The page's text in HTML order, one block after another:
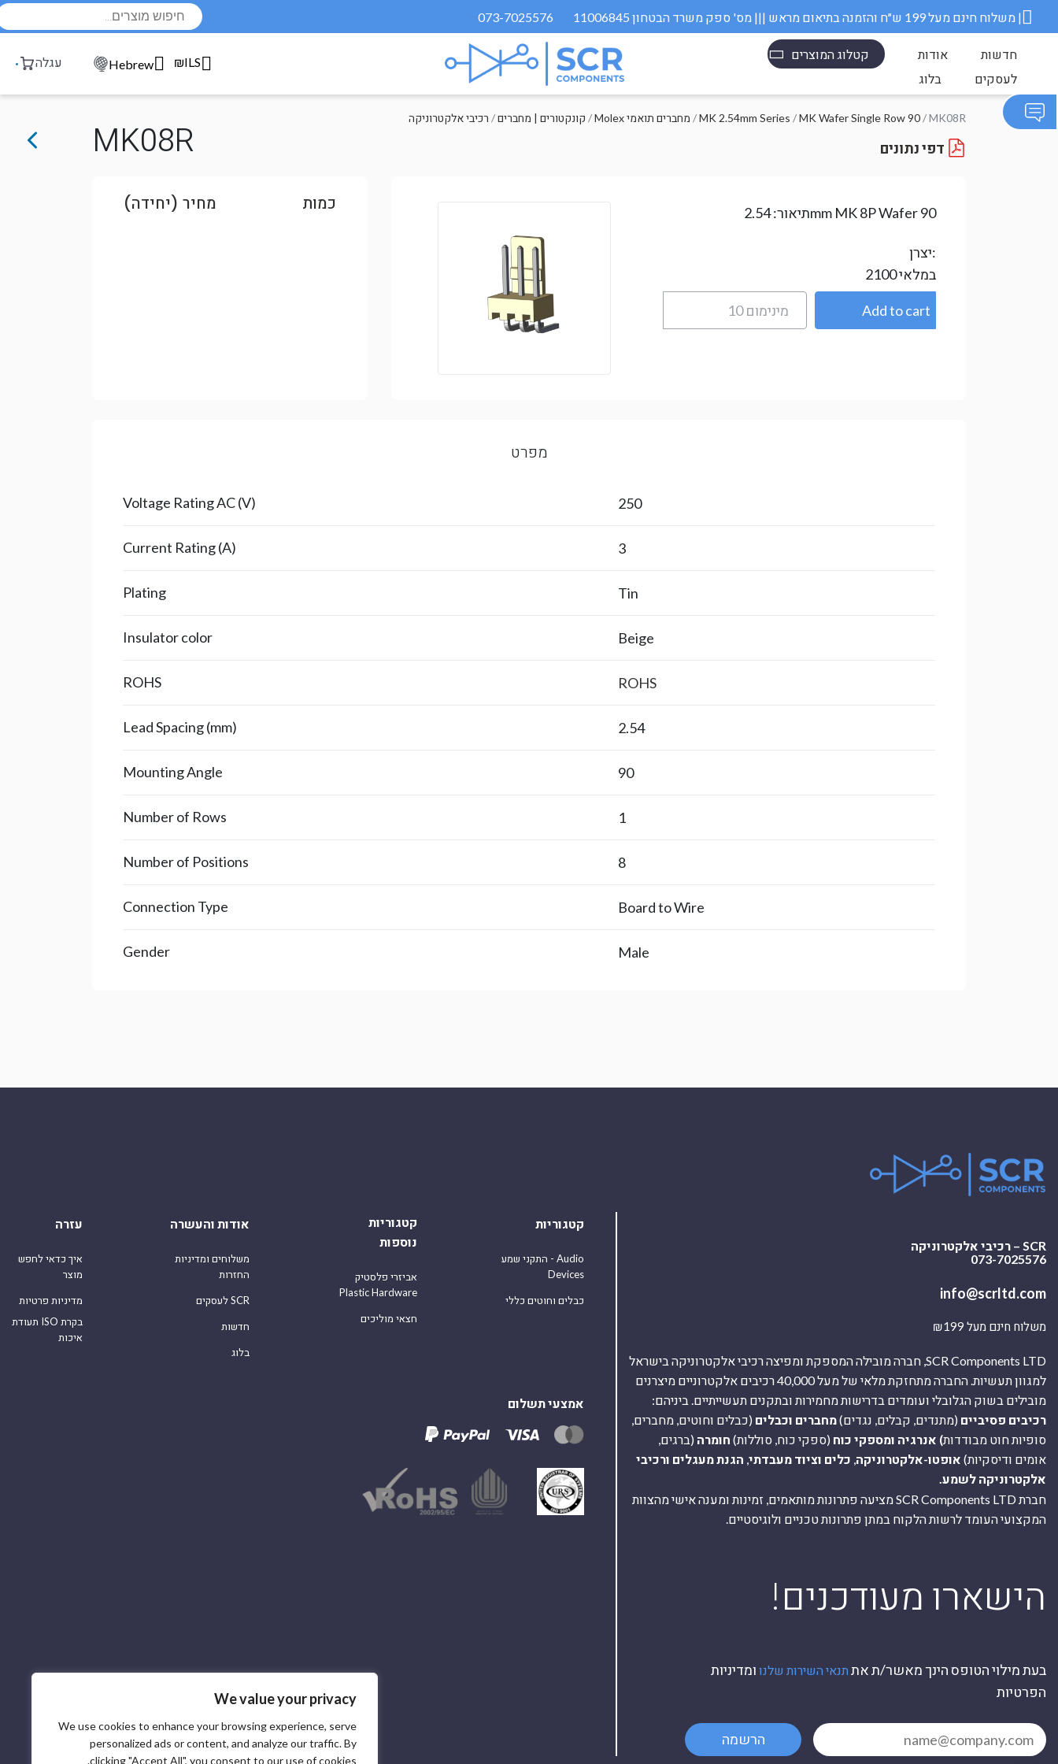
We value your privacy
We use cookies to enhance your browsing experience, serve
personalized ads or content, and analyze our traffic. By
clicking "Accept All", you consent to our use of cookies.
073-7025576 משלוח חינם מעל 199 ש״ח והזמנה בתיאום מראש ||| מס' ספק משרד הבטחון 11006845 |
קטלוג המוצרים אודות
חדשות
בלוג
לעסקים
עגלה Hebrew ₪ILS
רכיבי אלקטרוניקה /קונקטורים | מחברים / Molex מחברים תואמי /MK 2.54mm Series /MK Wafer Single Row 90/ MK08R
MK08R
תיאור:2.54mm MK 8P Wafer 90
יצרן:
2100במלאי
כמות מחיר (יחידה)
מפרט
Voltage Rating AC (V) 250
Current Rating (A) 3
Plating Tin
Insulator color Beige
ROHS ROHS
Lead Spacing (mm) 2.54
Mounting Angle 90
Number of Rows 1
Number of Positions 8
Connection Type Board to Wire
Gender Male
SCR – רכיבי אלקטרוניקה
073-7025576
info@scrltd.com
משלוח חינם מעל ₪199
SCR Components LTD, חברה מובילה המספקת ומפיצה רכיבי אלקטרוניקה בישראל
למגוון תעשיות. החברה מתחזקת מלאי של מעל 40,000 רכיבים אלקטרוניים מיצרנים
מובילים בשוק הגלובלי ועומדים בדרישות מחמירות ובתקנים תעשייתיים. ביניהם:
רכיבים פסיביים (מתנדים, קבלים, נגדים)מחברים וכבלים (כבלים וחוטים, מחברים,
סופיות חוט מבודדות) אנרגיה ומספקי כוח (ספקי כוח, סוללות) חומרה (ברגים,
אומים ודיסקיות) אופטו-אלקטרוניקה כלים וציוד מעבדתי הגנת מעגלים ורכיבי
אלקטרוניקה לשמע.
חברת SCR Components LTD מציעה פתרונות מותאמים, זמינות ומענה אישי מהצוות
המקצועי העומד לרשות הלקוח במתן פתרונות טכניים ולוגיסטיים.
!הישארו מעודכנים
בעת מילוי הטופס הינך מאשר/ת את תנאי השירות שלנו ומדיניות
הפרטיות
הרשמה
קטגוריות
התקני שמע - Audio
Devices
כבלים וחוטים כללי
קטגוריות
נוספות
אביזרי פלסטיק
Plastic Hardware
חצאי מוליכים
אודות והעשרה
משלוחים ומדיניות
החזרות
לעסקים SCR
חדשות
בלוג
עזרה
איך כדאי לחפש
מוצר
מדיניות פרטיות
תעודת ISO בקרת
איכות
אמצעי תשלום